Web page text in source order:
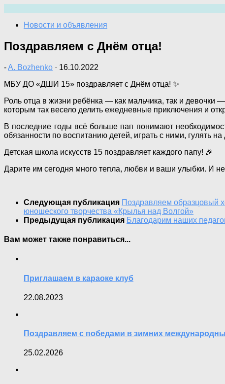
содержимому
Новости и объявления
Поздравляем с Днём отца!
-A. Bozhenko · 16.10.2022
МБУ ДО «ДШИ 15» поздравляет с Днём отца! ✨
Роль отца в жизни ребёнка — как мальчика, так и девочки
которым так весело делить ежедневные приключения и
В последние годы всё больше пап понимают
обязанности по воспитанию детей, играть с ними, гулять
Детская школа искусств 15 поздравляет каждого папу! 🎉
Дарите им сегодня много тепла, любви и ваши улыбки. И не
Следующая публикация Поздравляем образцовый
юношеского творчества «Крылья над Волгой»
Предыдущая публикация Благодарим наших
Вам может также понравиться...
Приглашаем в караоке клуб
22.08.2023
Поздравляем с победами в зимних
25.02.2026